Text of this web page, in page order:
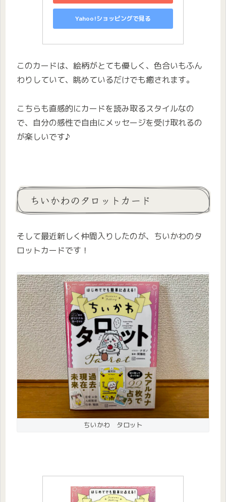
Yahoo!ショッピングで見る
このカードは、絵柄がとても優しく、色合いもふん
わりしていて、眺めているだけでも癒されます。
こちらも直感的にカードを読み取るスタイルなの
で、自分の感性で自由にメッセージを受け取れるの
が楽しいです♪
ちいかわのタロットカード
そして最近新しく仲間入りしたのが、ちいかわのタ
ロットカードです！
ちいかわ タロット